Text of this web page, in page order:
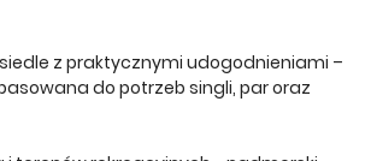
z praktycznymi udogodnieniami –
do potrzeb singli, par oraz